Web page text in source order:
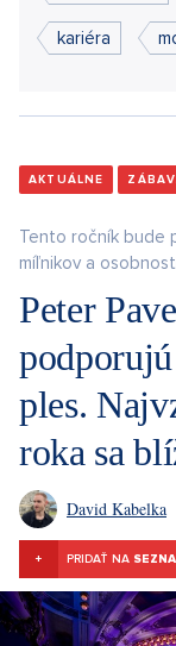
kariéra
AKTUÁLNE
Tento ročník bude
míľnikov a
Peter
ples.
roka sa
David Kabelka
+ PRIDAŤ NA